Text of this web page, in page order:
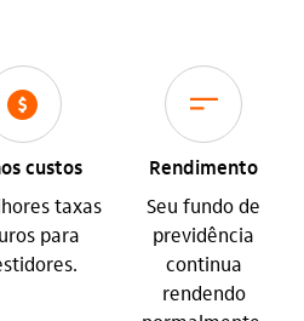
icon-itaufonts_saldo
custos
taxas
para
icon-itaufonts_extrato_lancamentos
Rendimento
Seu fundo de
previdência
continua
rendendo